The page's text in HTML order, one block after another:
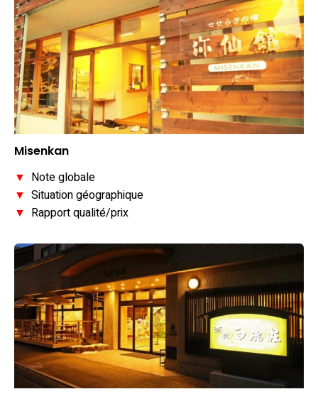
Misenkan
▼ Note globale
▼ Situation géographique
▼ Rapport qualité/prix